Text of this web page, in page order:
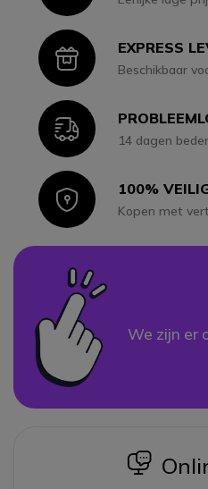
IconEXPRESS
Beschikbaar
Icon14 dagen
Icon100%
Kopen met
We zijn er
icon